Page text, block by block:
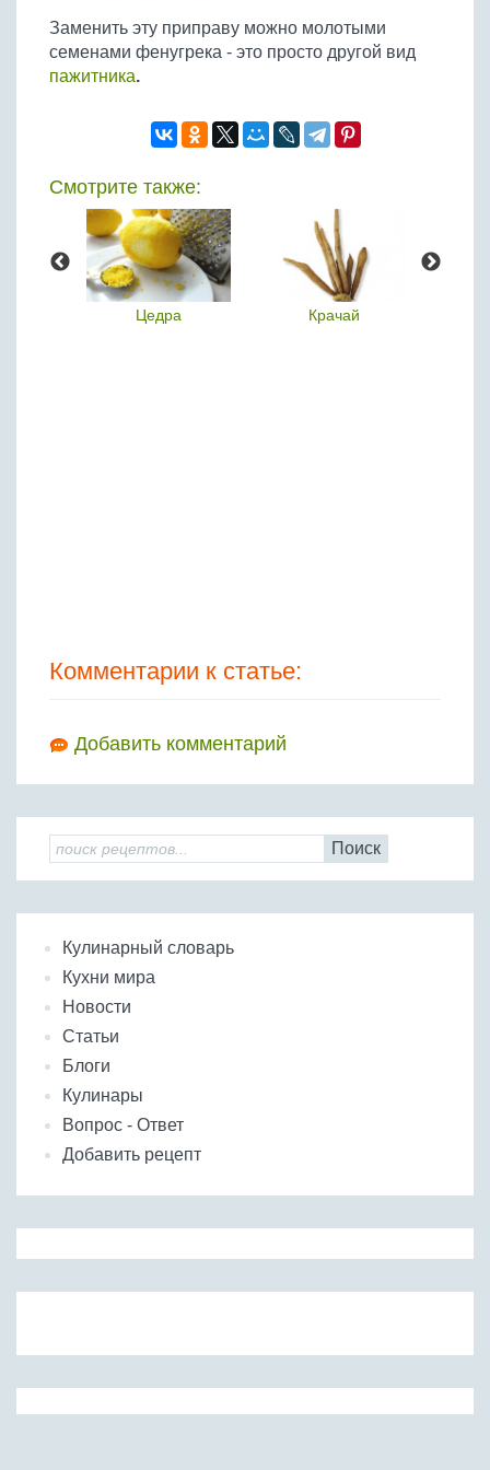
Яйца
Крупы
Заменить эту приправу можно молотыми
семенами фенугрека - это просто другой вид
пажитника.
Смотрите также:
Цедра Крачай
Комментарии к статье:
Добавить комментарий
Поиск
Кулинарный словарь
Кухни мира
Новости
Статьи
Блоги
Кулинары
Вопрос - Ответ
Добавить рецепт